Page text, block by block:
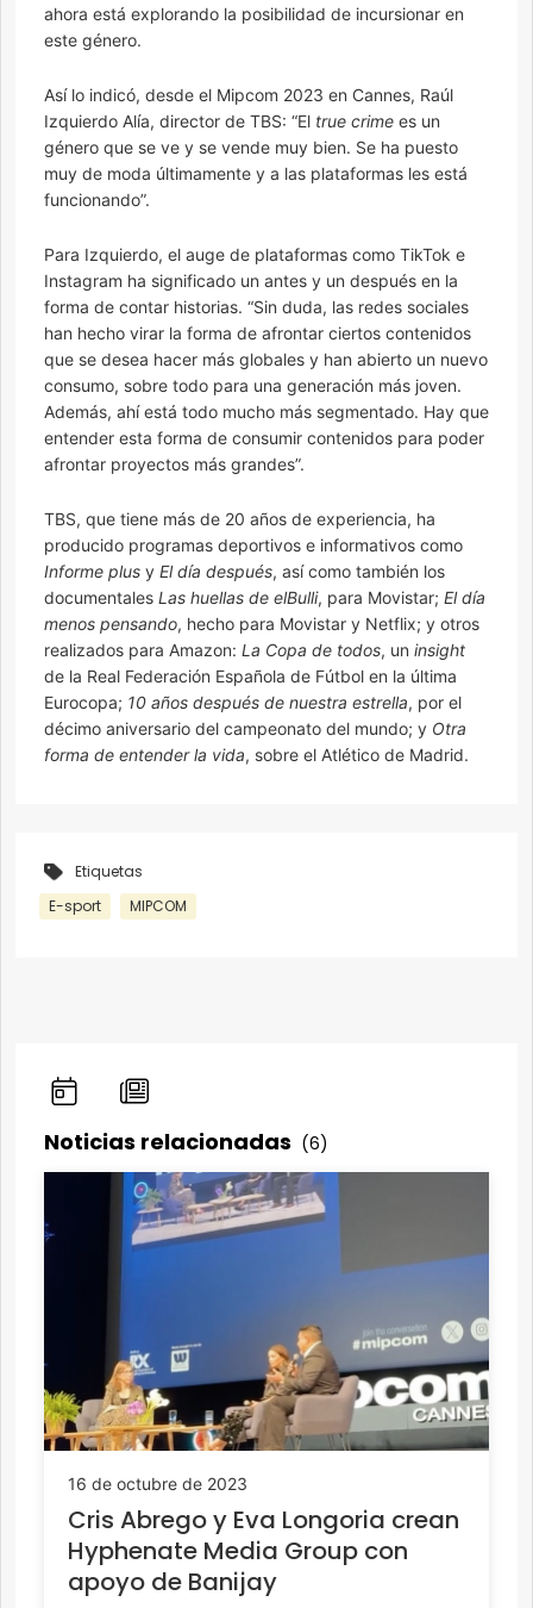
ahora está explorando la posibilidad de incursionar en
este género.
Así lo indicó, desde el Mipcom 2023 en Cannes, Raúl
Izquierdo Alía, director de TBS: “El true crime es un
género que se ve y se vende muy bien. Se ha puesto
muy de moda últimamente y a las plataformas les está
funcionando”.
Para Izquierdo, el auge de plataformas como TikTok e
Instagram ha significado un antes y un después en la
forma de contar historias. “Sin duda, las redes sociales
han hecho virar la forma de afrontar ciertos contenidos
que se desea hacer más globales y han abierto un nuevo
consumo, sobre todo para una generación más joven.
Además, ahí está todo mucho más segmentado. Hay que
entender esta forma de consumir contenidos para poder
afrontar proyectos más grandes”.
TBS, que tiene más de 20 años de experiencia, ha
producido programas deportivos e informativos como
Informe plus y El día después, así como también los
documentales Las huellas de elBulli, para Movistar; El día
menos pensando, hecho para Movistar y Netflix; y otros
realizados para Amazon: La Copa de todos, un insight
de la Real Federación Española de Fútbol en la última
Eurocopa; 10 años después de nuestra estrella, por el
décimo aniversario del campeonato del mundo; y Otra
forma de entender la vida, sobre el Atlético de Madrid.
Etiquetas
E-sport
MIPCOM
Noticias relacionadas (6)
16 de octubre de 2023
Cris Abrego y Eva Longoria crean
Hyphenate Media Group con
apoyo de Banijay